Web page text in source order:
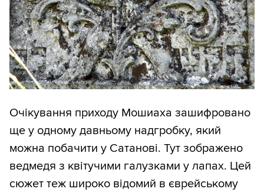
Очікування приходу Мошиаха зашифровано
ще у одному давньому надгробку, який
можна побачити у Сатанові. Тут зображено
ведмедя з квітучими галузками у лапах. Цей
сюжет теж широко відомий в єврейському